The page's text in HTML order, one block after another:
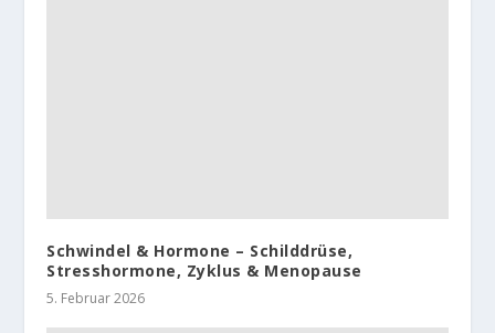
Schwindel & Hormone – Schilddrüse,
Stresshormone, Zyklus & Menopause
5. Februar 2026